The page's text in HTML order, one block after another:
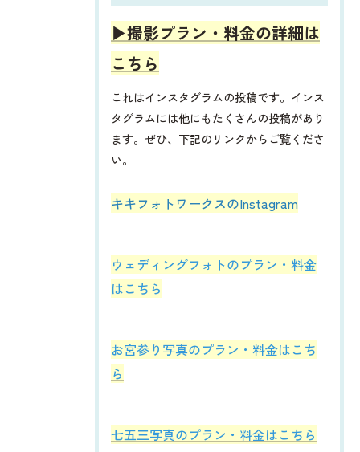
▶︎撮影プラン・料金の詳細は
こちら
これはインスタグラムの投稿です。インス
タグラムには他にもたくさんの投稿があり
ます。ぜひ、下記のリンクからご覧くださ
い。
​​​​キキフォトワークスのInstagram
ウェディングフォトのプラン・料金
はこちら
お宮参り写真のプラン・料金はこち
ら
七五三写真のプラン・料金はこちら